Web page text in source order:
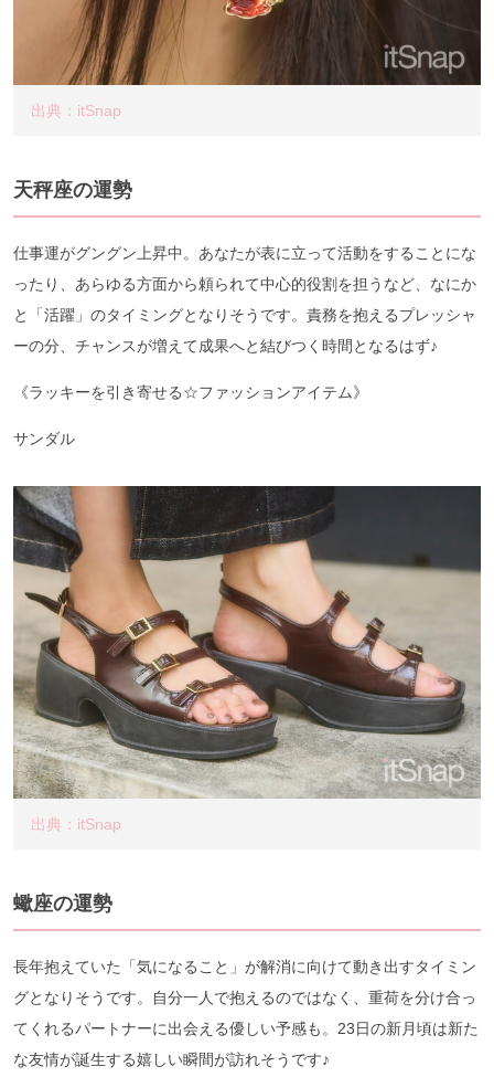
出典：itSnap
天秤座の運勢
仕事運がグングン上昇中。あなたが表に立って活動をすることにな
ったり、あらゆる方面から頼られて中心的役割を担うなど、なにか
と「活躍」のタイミングとなりそうです。責務を抱えるプレッシャ
ーの分、チャンスが増えて成果へと結びつく時間となるはず♪
《ラッキーを引き寄せる☆ファッションアイテム》
サンダル
出典：itSnap
蠍座の運勢
長年抱えていた「気になること」が解消に向けて動き出すタイミン
グとなりそうです。自分一人で抱えるのではなく、重荷を分け合っ
てくれるパートナーに出会える優しい予感も。23日の新月頃は新た
な友情が誕生する嬉しい瞬間が訪れそうです♪